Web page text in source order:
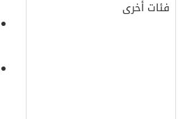
فئات أخرى